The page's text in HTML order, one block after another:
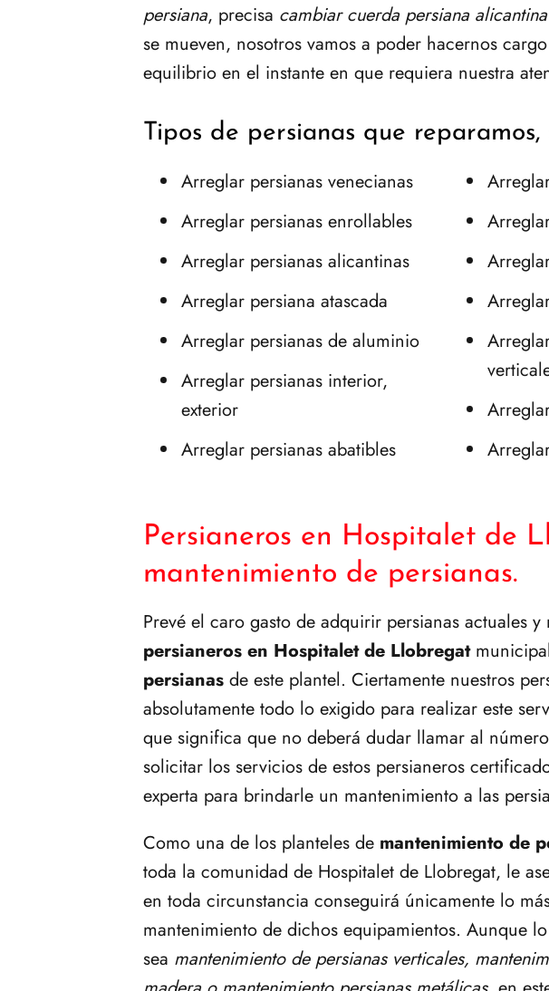
persiana, precisa cambiar cuerda persiana
se mueven, nosotros vamos a poder hacernos
equilibrio en el instante en que requiera nuestra
Tipos de persianas que reparamos,
Arreglar persianas venecianas
Arreglar persianas enrollables
Arreglar persianas alicantinas
Arreglar persiana atascada
Arreglar persianas de aluminio
Arreglar persianas interior,
exterior
Arreglar persianas abatibles
Persianeros en Hospitalet de
mantenimiento de persianas.
Prevé el caro gasto de adquirir persianas actuales
persianeros en Hospitalet de Llobregat
persianas de este plantel. Ciertamente nuestros
absolutamente todo lo exigido para realizar este
que significa que no deberá dudar llamar al
solicitar los servicios de estos persianeros
experta para brindarle un mantenimiento a las
Como una de los planteles de mantenimiento de
toda la comunidad de Hospitalet de Llobregat, le
en toda circunstancia conseguirá únicamente lo
mantenimiento de dichos equipamientos. Aunque
sea mantenimiento de persianas verticales,